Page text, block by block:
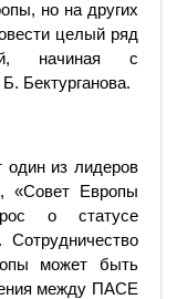
но на других
целый ряд
начиная с
Бектурганова.
один из лидеров
«Совет Европы
о статусе
может быть
между ПАСЕ